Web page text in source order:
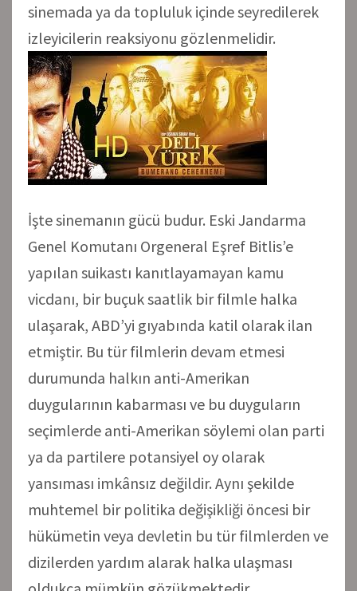
sinemada ya da topluluk içinde seyredilerek
izleyicilerin reaksiyonu gözlenmelidir.
İşte sinemanın gücü budur. Eski Jandarma
Genel Komutanı Orgeneral Eşref Bitlis’e
yapılan suikastı kanıtlayamayan kamu
vicdanı, bir buçuk saatlik bir filmle halka
ulaşarak, ABD’yi gıyabında katil olarak ilan
etmiştir. Bu tür filmlerin devam etmesi
durumunda halkın anti-Amerikan
duygularının kabarması ve bu duyguların
seçimlerde anti-Amerikan söylemi olan parti
ya da partilere potansiyel oy olarak
yansıması imkânsız değildir. Aynı şekilde
muhtemel bir politika değişikliği öncesi bir
hükümetin veya devletin bu tür filmlerden ve
dizilerden yardım alarak halka ulaşması